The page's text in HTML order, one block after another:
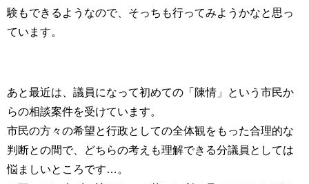
験もできるようなので、そっちも行ってみようかなと思っ
ています。
あと最近は、議員になって初めての「陳情」という市民か
らの相談案件を受けています。
市民の方々の希望と行政としての全体観をもった合理的な
判断との間で、どちらの考えも理解できる分議員としては
悩ましいところです…。